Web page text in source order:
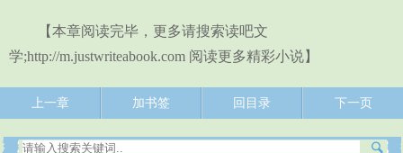
【本章阅读完毕，更多请搜索读吧文
学;http://m.justwriteabook.com 阅读更多精彩小说】
上一章 加书签 回目录 下一页